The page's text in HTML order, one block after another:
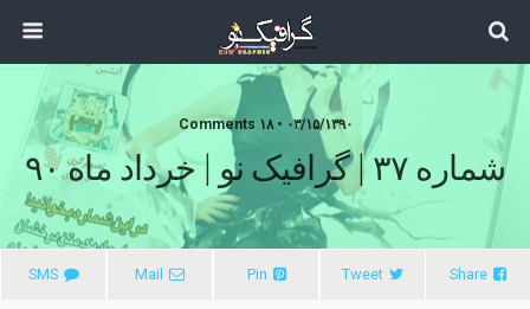
۰۳/۱۵/۱۳۹۰ • ۱۸ Comments
شماره ۳۷ | گرافیک نو | خرداد ماه ۹۰
Share
Tweet
Pin
Mail
SMS